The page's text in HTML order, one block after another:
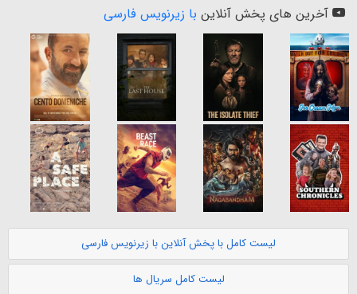
آخرین های پخش آنلاین با زیرنویس فارسی
لیست کامل با پخش آنلاین با زیرنویس فارسی
لیست کامل سریال ها